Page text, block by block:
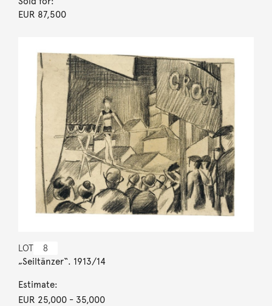
EUR 87,500
LOT 8
„Seiltänzer“. 1913/14
Estimate:
EUR 25,000- 35,000